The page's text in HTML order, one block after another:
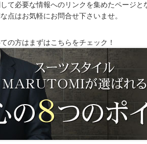
て必要な情報へのリンクを集めたページと
点はお気軽にお問合せ下さいませ。
の方はまずはこちらをチェック！